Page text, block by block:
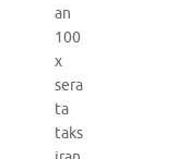
an
100
x
sera
ta
taks